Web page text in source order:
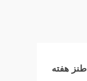
طنز هفته